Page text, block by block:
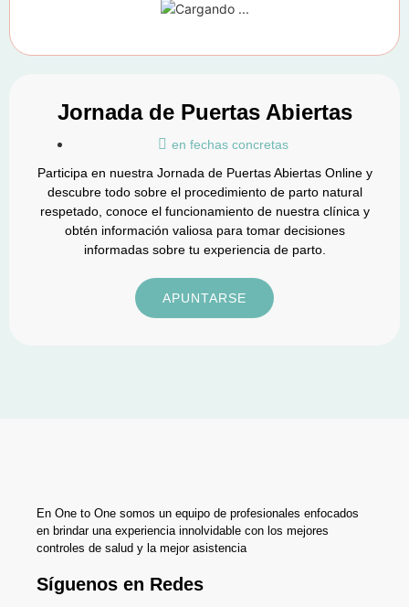
Jornada de Puertas Abiertas
en fechas concretas
Participa en nuestra Jornada de Puertas Abiertas Online y
descubre todo sobre el procedimiento de parto natural
respetado, conoce el funcionamiento de nuestra clínica y
obtén información valiosa para tomar decisiones
informadas sobre tu experiencia de parto.
APUNTARSE
En One to One somos un equipo de profesionales enfocados
en brindar una experiencia innolvidable con los mejores
controles de salud y la mejor asistencia
Síguenos en Redes